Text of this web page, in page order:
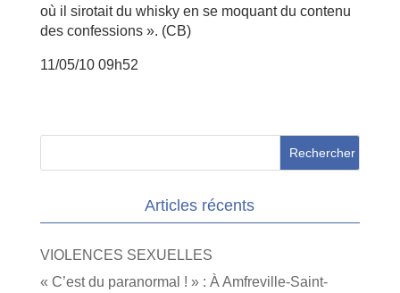
où il sirotait du whisky en se moquant du contenu
des confessions ». (CB)
11/05/10 09h52
Articles récents
VIOLENCES SEXUELLES
« C’est du paranormal ! » : À Amfreville-Saint-